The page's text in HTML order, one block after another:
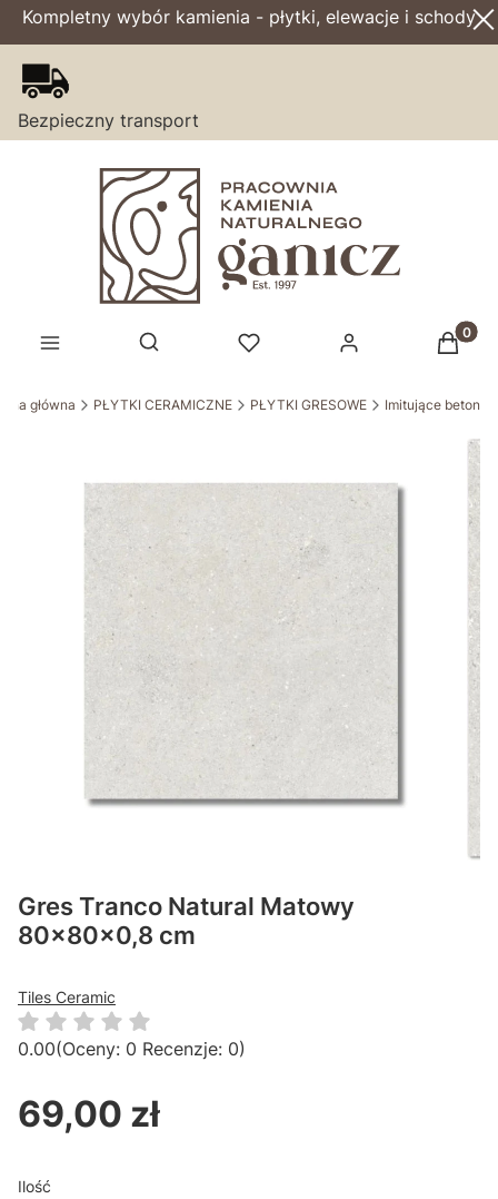
Kompletny wybór kamienia - płytki, elewacje i schody
Bezpieczny transport
Otwórz wyszukiwarkę
główna PŁYTKI CERAMICZNE PŁYTKI GRESOWE Imitujące beton
Gres Tranco Natural Matowy
80x80x0,8 cm
Tiles Ceramic
0.00(Oceny: 0 Recenzje: 0)
Cena
69,00 zł
Ilość